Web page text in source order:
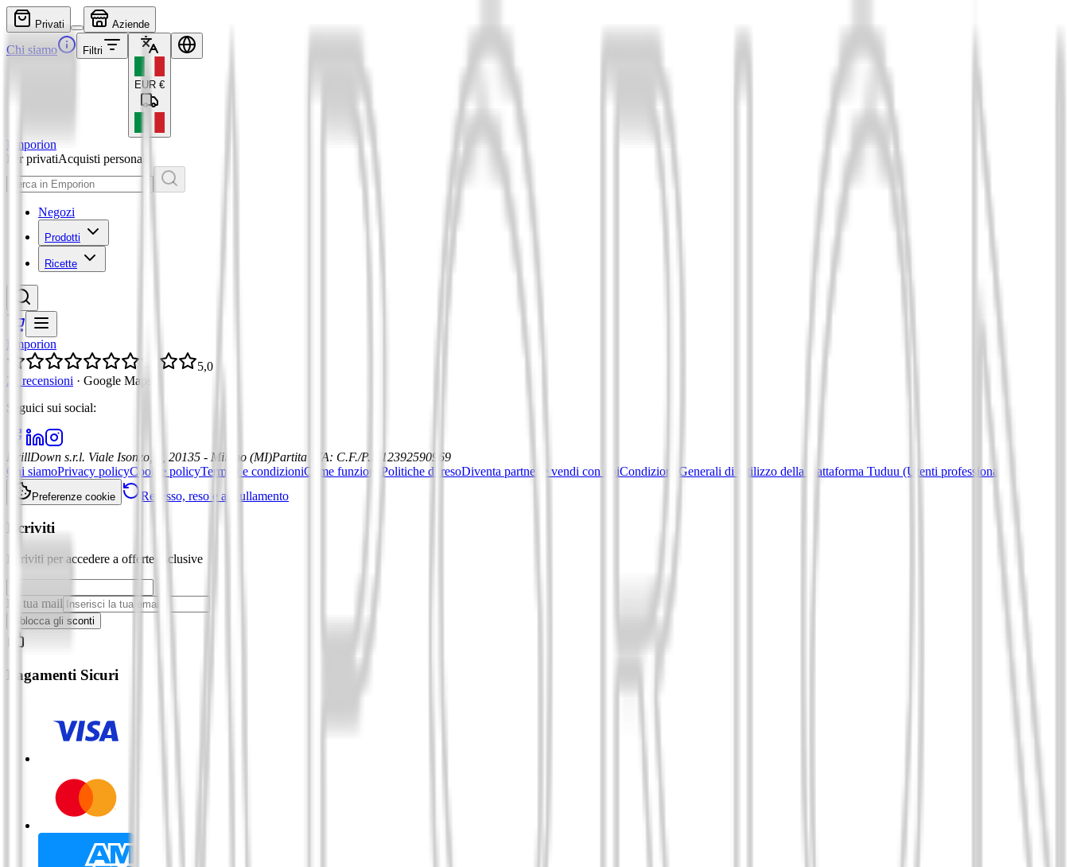
Privati Aziende
Chi siamo Filtri
EUR €
Emporion
Per privatiAcquisti personali
Negozi
Prodotti
Ricette
Emporion
5,0
21 recensioni · Google Maps
Seguici sui social:
DrillDown s.r.l. Viale Isonzo, 8, 20135 - Milano (MI)Partita IVA: C.F./P.I. 12392590969
Chi siamoPrivacy policyCookie policyTermini e condizioniCome funziona Politiche di resoDiventa partner e vendi con noiCondizioni Generali di Utilizzo della piattaforma Tuduu (Utenti professionali)
Preferenze cookie Recesso, reso e annullamento
Iscriviti
Iscriviti per accedere a offerte esclusive
La tua mail
Sblocca gli sconti
Pagamenti Sicuri